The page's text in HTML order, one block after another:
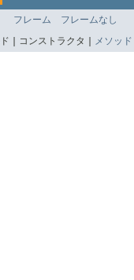
フレーム フレームなし
| コンストラクタ | メソッド